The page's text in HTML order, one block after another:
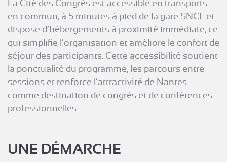
La Cité des Congrès est accessible en transports
en commun, à 5 minutes à pied de la gare SNCF et
dispose d’hébergements à proximité immédiate, ce
qui simplifie l’organisation et améliore le confort de
séjour des participants. Cette accessibilité soutient
la ponctualité du programme, les parcours entre
sessions et renforce l’attractivité de Nantes
comme destination de congrès et de conférences
professionnelles
UNE DÉMARCHE